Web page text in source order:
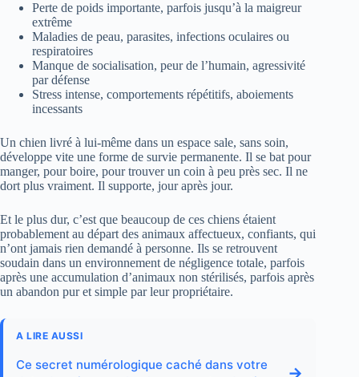
Perte de poids importante, parfois jusqu’à la maigreur
extrême
Maladies de peau, parasites, infections oculaires ou
respiratoires
Manque de socialisation, peur de l’humain, agressivité
par défense
Stress intense, comportements répétitifs, aboiements
incessants
Un chien livré à lui-même dans un espace sale, sans soin,
développe vite une forme de survie permanente. Il se bat pour
manger, pour boire, pour trouver un coin à peu près sec. Il ne
dort plus vraiment. Il supporte, jour après jour.
Et le plus dur, c’est que beaucoup de ces chiens étaient
probablement au départ des animaux affectueux, confiants, qui
n’ont jamais rien demandé à personne. Ils se retrouvent
soudain dans un environnement de négligence totale, parfois
après une accumulation d’animaux non stérilisés, parfois après
un abandon pur et simple par leur propriétaire.
A LIRE AUSSI
Ce secret numérologique caché dans votre